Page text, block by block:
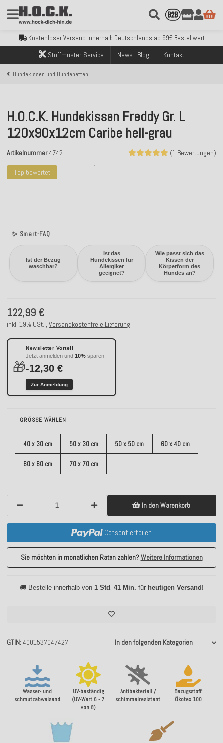
Über 120.000 erfolgreich versendete Bestellungen
Sicher bezahlen mit Klarna, PayPal & Amazon Pay
Über 120.000 erfolgreich versendete Bestellungen
Sicher bezahlen mit Klarna, PayPal & Amazon Pay
Kostenloser Versand innerhalb Deutschlands ab 99€ Bestellwert
Stoffmuster-Service News | Blog Kontakt
Hundekissen und Hundebetten
Top bewertet
✨ Smart-FAQ
Ist der Bezug
waschbar?
Ist das
Hundekissen für
Allergiker
geeignet?
Wie passt sich das
Kissen der
Körperform des
Hundes an?
H.O.C.K. Hundekissen Freddy Gr. L
120x90x12cm Caribe hell-grau
(1 Bewertungen)
Artikelnummer4742
Wasser- und
schmutzabweisend
UV-beständig
(UV-Wert 6 - 7
von 8)
Antibakteriell /
schimmelresistent
Bezugsstoff:
Ökotex 100
GTIN 4001537047427 In den folgenden Kategorien
122,99 €
inkl. 19% USt. , Versandkostenfreie Lieferung
🎁
Newsletter Vorteil
Jetzt anmelden und 10% sparen:
-12,30 €
Zur Anmeldung
GRÖSSE WÄHLEN
40 x 30 cm 50 x 30 cm 50 x 50 cm 60 x 40 cm
60 x 60 cm 70 x 70 cm
In den Warenkorb
Consent erteilen
Sie möchten in monatlichen Raten zahlen?Weitere Informationen
🚚 Bestelle innerhalb von 1 Std. 41 Min. für heutigen Versand!